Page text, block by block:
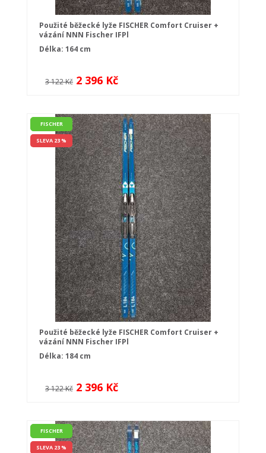
Použité běžecké lyže FISCHER Comfort Cruiser +
vázání NNN Fischer IFPl
Délka: 164 cm
3 122 Kč 2 396 Kč
FISCHER
SLEVA 23 %
Použité běžecké lyže FISCHER Comfort Cruiser +
vázání NNN Fischer IFPl
Délka: 184 cm
3 122 Kč 2 396 Kč
FISCHER
SLEVA 23 %